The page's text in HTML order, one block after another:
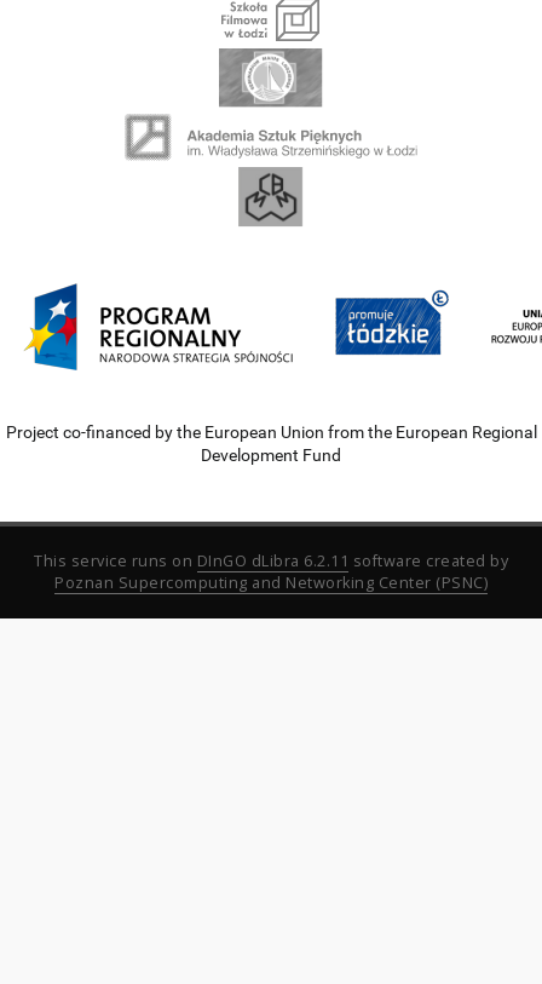
Project co-financed by the European Union from the European Regional
Development Fund
This service runs on DInGO dLibra 6.2.11 software created by
Poznan Supercomputing and Networking Center (PSNC)